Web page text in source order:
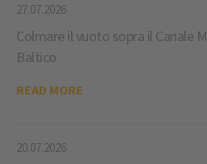
27.07.2026
Colmare il vuoto sopra il Canale
Baltico
READ MORE
20.07.2026